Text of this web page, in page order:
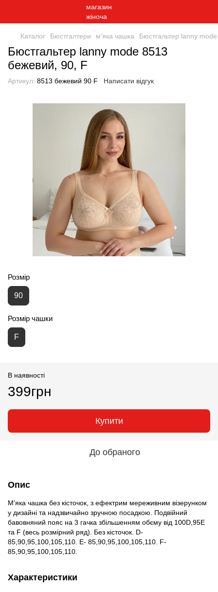
Каталог Бюстгалтери м'яка чашка Бюстгальтер lanny
Бюстгальтер lanny mode 8513
бежевий, 90, F
Артикул: 8513 бежевий 90 F Написати відгук
Розмір
90
Розмір чашки
F
В наявності
399грн
Купити
До обраного
Опис
М'яка чашка без кісточок, з ефектрим мереживним візерунком
у дизайні та надзвичайно зручною посадкою. Подвійний
бавовняний пояс на 3 гачка збільшенням обєму від 100D,95Е
та F (весь розмірний ряд). Без кісточок. D-
85,90,95,100,105,110. E- 85,90,95,100,105,110. F-
85,90,95,100,105,110.
Характеристики